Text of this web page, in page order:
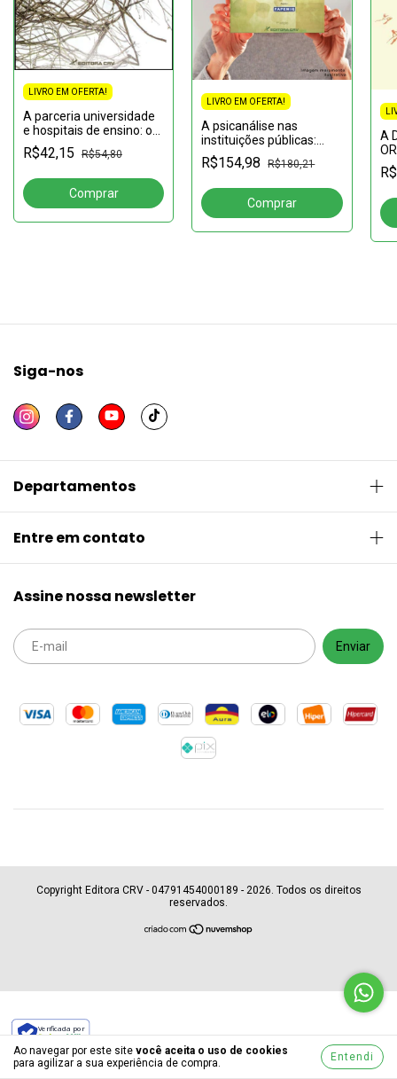
Ao navegar por este site você aceita o uso de cookies
para agilizar a sua experiência de compra.
Entendi
LIVRO EM OFERTA!
A parceria universidade
e hospitais de ensino: os
caminhos da pesquisa
clínica em psicanálise
R$42,15 R$54,80
LIVRO EM OFERTA!
A psicanálise nas
instituições públicas:
saúde mental,
assistência e defesa
R$154,98 R$180,21
A
Siga-nos
Departamentos
Entre em contato
Assine nossa newsletter
Verificada por
Copyright Editora CRV - 04791454000189 - 2026. Todos os direitos
reservados.